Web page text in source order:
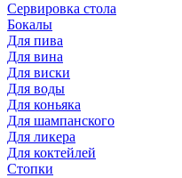
Сервировка стола
Бокалы
Для пива
Для вина
Для виски
Для воды
Для коньяка
Для шампанского
Для ликера
Для коктейлей
Стопки